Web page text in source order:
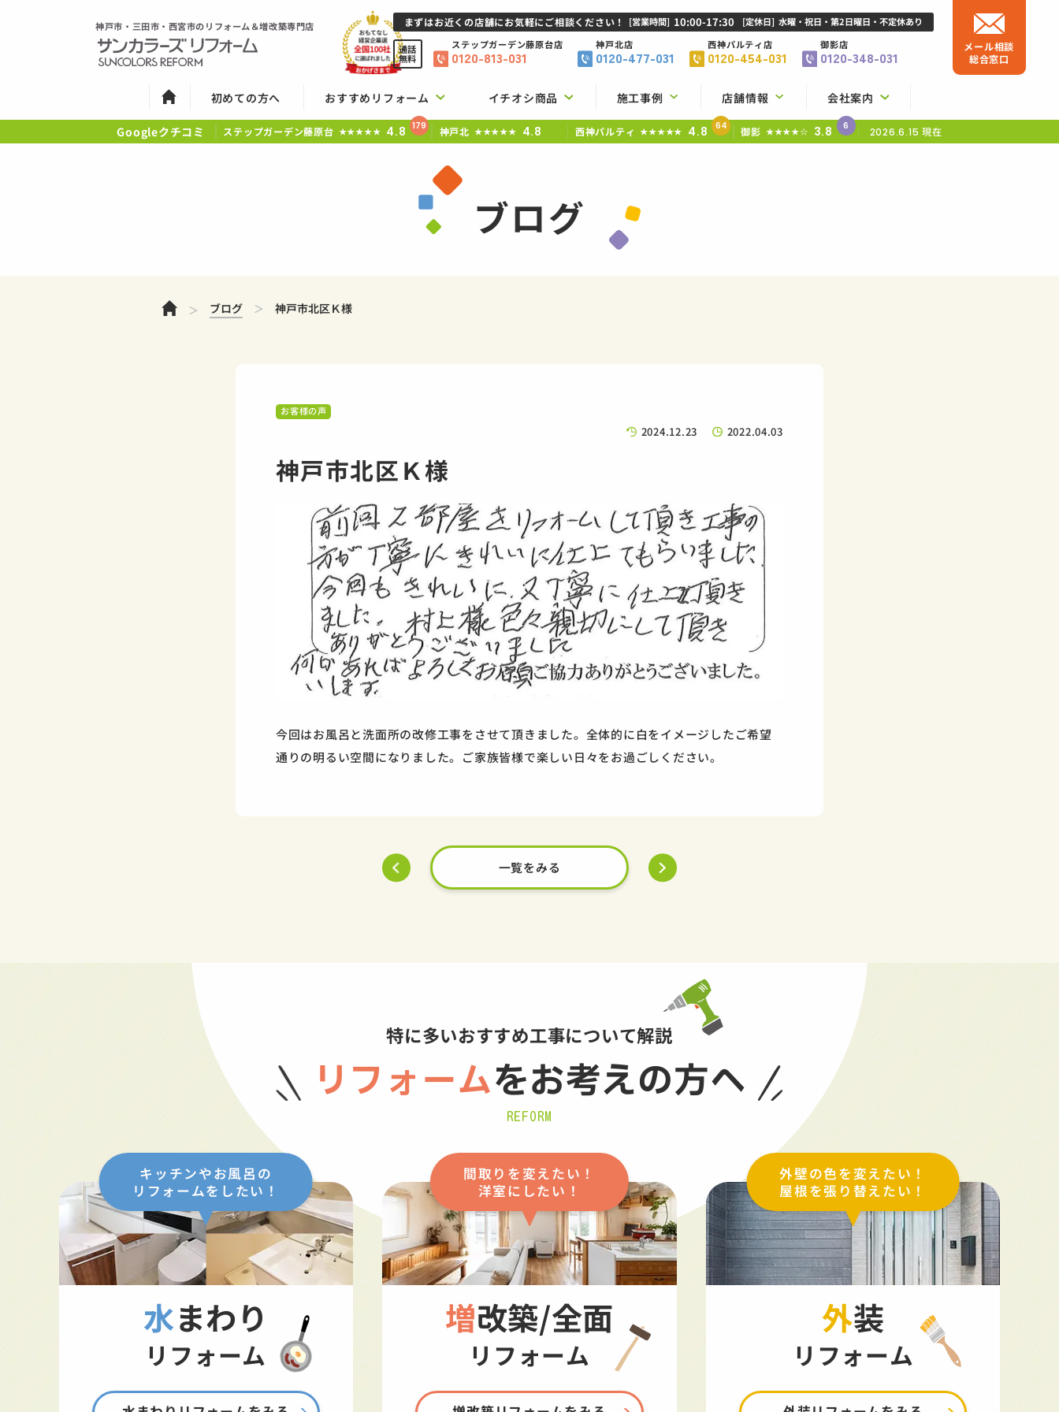
神戸市・三田市・西宮市のリフォーム＆増改築専門店
初めての方へ おすすめリフォーム イチオシ商品 施工事例 店舗情報 会社案内
まずはお近くの店舗にお気軽にご相談ください！ [営業時間] 10:00-17:30 [定休日] 水曜・祝日・第2日曜日・不定休あり
通話
無料
ステップガーデン藤原台店
0120-813-031
神戸北店
0120-477-031
西神パルティ店
0120-454-031
御影店
0120-348-031
メール相談
総合窓口
Googleクチコミ ステップガーデン藤原台 ★★★★★ 4.8 179 神戸北 ★★★★★ 4.8 西神パルティ ★★★★★ 4.8 64 御影 ★★★★☆ 3.8 6 2026.6.15 現在
ブログ
ホーム ブログ 神戸市北区Ｋ様
お客様の声
2024.12.23 2022.04.03
神戸市北区Ｋ様
今回はお風呂と洗面所の改修工事をさせて頂きました。全体的に白をイメージしたご希望
通りの明るい空間になりました。ご家族皆様で楽しい日々をお過ごしください。
一覧をみる
特に多いおすすめ工事について解説
リフォームをお考えの方へ
REFORM
キッチンやお風呂の
リフォームをしたい！
水まわり
リフォーム
間取りを変えたい！
洋室にしたい！
増改築/全面
リフォーム
外壁の色を変えたい！
屋根を張り替えたい！
外装
リフォーム